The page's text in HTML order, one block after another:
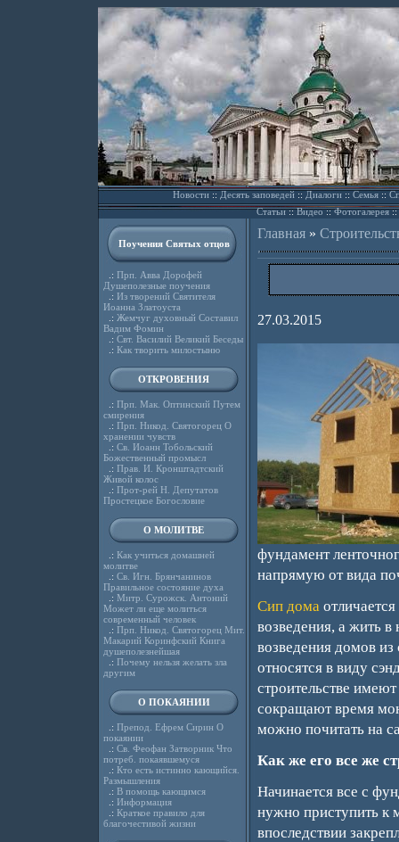
Новости::Десять заповедей::Диалоги::Семья::
Статьи::Видео ::Фотогалерея::
Поучения Святых отцов
.: Прп. Авва Дорофей
Душеполезные поучения
.: Из творений Святителя
Иоанна Златоуста
.: Жемчуг духовный Составил
Вадим Фомин
.: Свт. Василий Великий Беседы
.: Как творить милостыню
ОТКРОВЕНИЯ
.: Прп. Мак. Оптинский Путем
смирения
.: Прп. Никод. Святогорец О
хранении чувств
.: Св. Иоанн Тобольский
Божественный промысл
.: Прав. И. Кронштадтский
Живой колос
.: Прот-рей Н. Депутатов
Простецкое Богословие
О МОЛИТВЕ
.: Как учиться домашней
молитве
.: Св. Игн. Брянчанинов
Правильное состояние духа
.: Митр. Сурожск. Антоний
Может ли еще молиться
современный человек
.: Прп. Никод. Святогорец Мит.
Макарий Коринфский Книга
душеполезнейшая
.: Почему нельзя желать зла
другим
О ПОКАЯНИИ
.: Препод. Ефрем Сирин О
покаянии
.: Св. Феофан Затворник Что
потреб. покаявшемуся
.: Кто есть истинно кающийся.
Размышления
.: В помощь кающимся
.: Информация
.: Краткое правило для
благочестивой жизни
Главная»
27.03.2015
фундамент
напрямую от вида
Сип дома
возведения, а жить
возведения домов из
относятся в виду
строительстве
сокращают время
можно почитать на
Как же его все же
Начинается все с
нужно приступить к
впоследствии